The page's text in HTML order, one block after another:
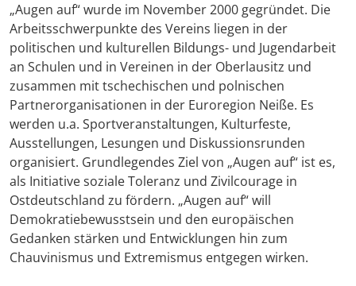
„Augen auf“ wurde im November 2000 gegründet. Die
Arbeitsschwerpunkte des Vereins liegen in der
politischen und kulturellen Bildungs- und Jugendarbeit
an Schulen und in Vereinen in der Oberlausitz und
zusammen mit tschechischen und polnischen
Partnerorganisationen in der Euroregion Neiße. Es
werden u.a. Sportveranstaltungen, Kulturfeste,
Ausstellungen, Lesungen und Diskussionsrunden
organisiert. Grundlegendes Ziel von „Augen auf“ ist es,
als Initiative soziale Toleranz und Zivilcourage in
Ostdeutschland zu fördern. „Augen auf“ will
Demokratiebewusstsein und den europäischen
Gedanken stärken und Entwicklungen hin zum
Chauvinismus und Extremismus entgegen wirken.